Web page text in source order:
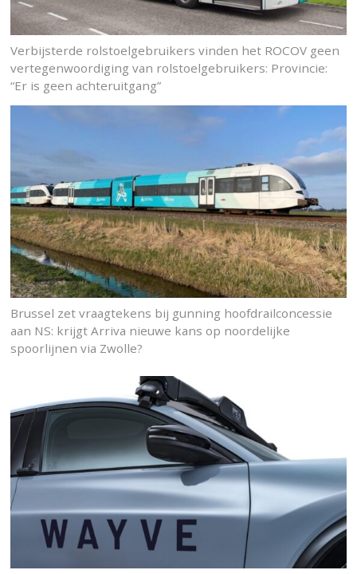
Verbijsterde rolstoelgebruikers vinden het ROCOV geen
vertegenwoordiging van rolstoelgebruikers: Provincie:
“Er is geen achteruitgang”
Brussel zet vraagtekens bij gunning hoofdrailconcessie
aan NS: krijgt Arriva nieuwe kans op noordelijke
spoorlijnen via Zwolle?